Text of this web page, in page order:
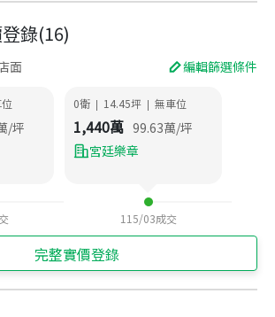
錄(16)
面 編輯篩選條件
/坪
0衛 | 14.45坪 | 無車位
1,440萬 99.63萬/坪
宮廷樂章
115/03成交
完整實價登錄